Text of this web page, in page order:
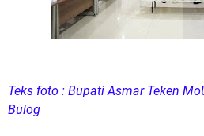
Teks foto : Bupati Asmar Teken
Bulog